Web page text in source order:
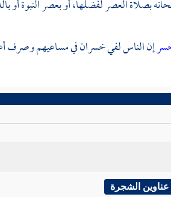
بصلاة العصر لفضلها، أو بعصر النبوة أو
إن الناس لفي خسران في مساعيهم وصرف
عناوين الشجرة